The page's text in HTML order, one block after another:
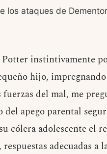
los ataques de
instintivamente
hijo,
del mal, me
apego parental
cólera adolescente el
adecuadas a